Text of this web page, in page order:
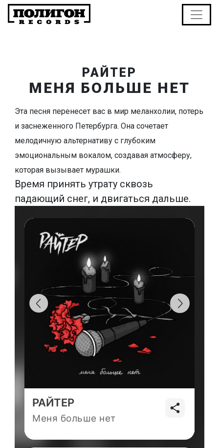
РАЙТЕР
МЕНЯ БОЛЬШЕ НЕТ
Эта песня перенесет вас в мир меланхолии, потерь
и заснеженного Петербурга. Она сочетает
мелодичную альтернативу с глубоким
эмоциональным вокалом, создавая атмосферу,
которая вызывает мурашки.
Время принять утрату сквозь
падающий снег, и двигаться дальше.